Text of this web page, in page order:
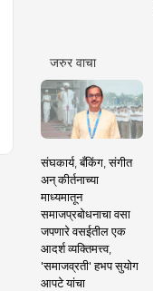
जरुर वाचा
संघकार्य, बँकिंग, संगीत
अन् कीर्तनाच्या
माध्यमातून
समाजप्रबोधनाचा वसा
जपणारे वसईतील एक
आदर्श व्यक्तिमत्त्व,
'समाजव्रती' हभप सुयोग
आपटे यांचा